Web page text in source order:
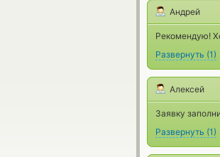
Андрей
Рекомендую!
Развернуть (1)
Алексей
Заявку
Развернуть (1)